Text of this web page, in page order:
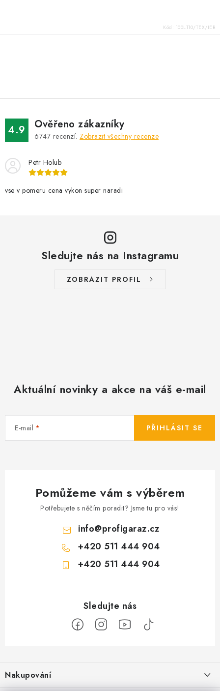
Kód: 100L110/TEX/IER
á
d
a
c
p
v
4.9 Ověřeno zákazníky
6747 recenzí. Zobrazit všechny recenze
Petr Holub
vse v pomeru cena vykon super naradi
Sledujte nás na Instagramu
ZOBRAZIT PROFIL
Aktuální novinky a akce na váš e-mail
E-mail PŘIHLÁSIT SE
Pomůžeme vám s výběrem
Potřebujete s něčím poradit? Jsme tu pro vás!
info@profigaraz.cz
+420 511 444 904
+420 511 444 904
pNakupování